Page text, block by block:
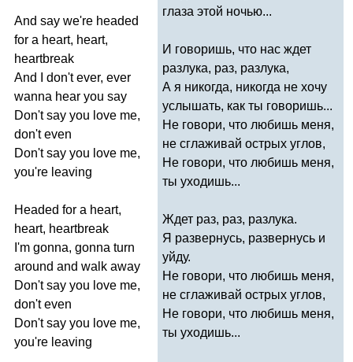
And say we're headed
for a heart, heart,
heartbreak
And
don't ever, ever
wanna hear you say
Don't say you love me,
don't even
Don't say you love me,
you're leaving
Headed for a heart,
heart, heartbreak
I'm gonna, gonna turn
around and walk away
Don't say you love me,
don't even
Don't say you love me,
you're leaving
глаза этой ночью...
И говоришь, что нас ждет
разлука, раз, разлука,
А я никогда, никогда не хочу
услышать, как ты говоришь...
Не говори, что любишь меня,
не сглаживай острых углов,
Не говори, что любишь меня,
ты уходишь...
Ждет раз, раз, разлука.
Я развернусь, развернусь и
уйду.
Не говори, что любишь меня,
не сглаживай острых углов,
Не говори, что любишь меня,
ты уходишь...